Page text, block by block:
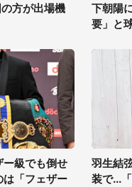
方が出場機
下朝陽
要」と
級でも倒せ
は「フェザー
羽生結
装で...